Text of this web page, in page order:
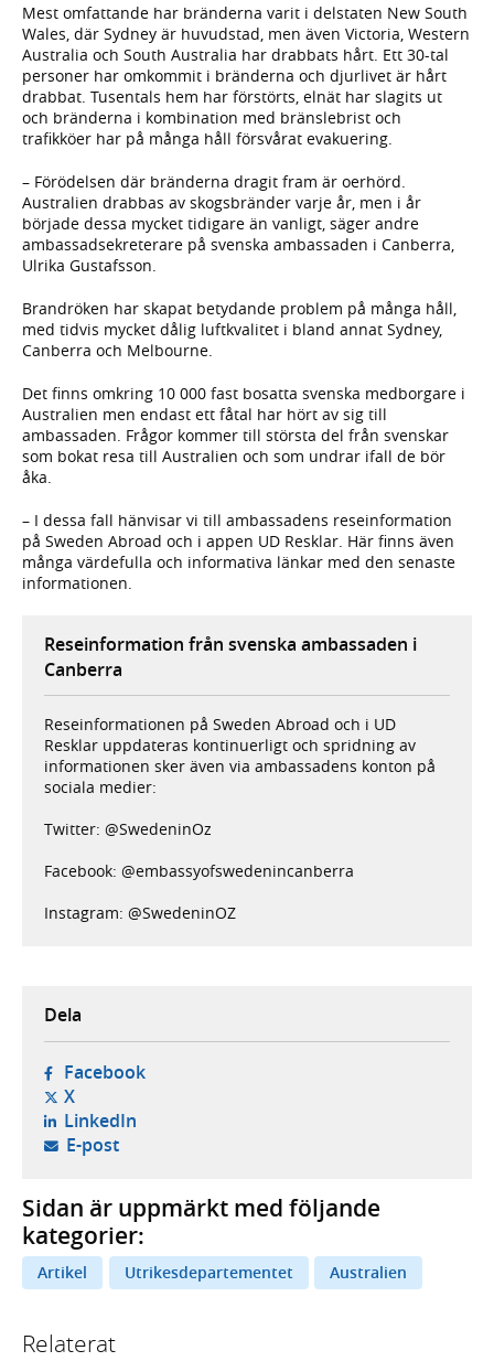
Mest omfattande har bränderna varit i delstaten New South
Wales, där Sydney är huvudstad, men även Victoria, Western
Australia och South Australia har drabbats hårt. Ett 30-tal
personer har omkommit i bränderna och djurlivet är hårt
drabbat. Tusentals hem har förstörts, elnät har slagits ut
och bränderna i kombination med bränslebrist och
trafikköer har på många håll försvårat evakuering.
– Förödelsen där bränderna dragit fram är oerhörd.
Australien drabbas av skogsbränder varje år, men i år
började dessa mycket tidigare än vanligt, säger andre
ambassadsekreterare på svenska ambassaden i Canberra,
Ulrika Gustafsson.
Brandröken har skapat betydande problem på många håll,
med tidvis mycket dålig luftkvalitet i bland annat Sydney,
Canberra och Melbourne.
Det finns omkring 10 000 fast bosatta svenska medborgare i
Australien men endast ett fåtal har hört av sig till
ambassaden. Frågor kommer till största del från svenskar
som bokat resa till Australien och som undrar ifall de bör
åka.
– I dessa fall hänvisar vi till ambassadens reseinformation
på Sweden Abroad och i appen UD Resklar. Här finns även
många värdefulla och informativa länkar med den senaste
informationen.
Reseinformation från svenska ambassaden i
Canberra
Reseinformationen på Sweden Abroad och i UD
Resklar uppdateras kontinuerligt och spridning av
informationen sker även via ambassadens konton på
sociala medier:
Twitter: @SwedeninOz
Facebook: @embassyofswedenincanberra
Instagram: @SwedeninOZ
Dela
Facebook- öppnas i ny flik, extern webbplats,
X- öppnas i ny flik, extern webbplats,
LinkedIn- öppnas i ny flik, extern webbplats,
E-post- öppnar din e-postklient,
Sidan är uppmärkt med följande
kategorier:
Artikel Utrikesdepartementet Australien
Relaterat